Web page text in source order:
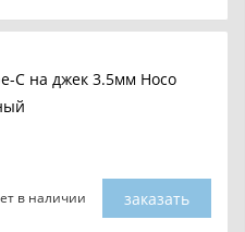
C на джек 3.5мм Hoco
в наличии заказать